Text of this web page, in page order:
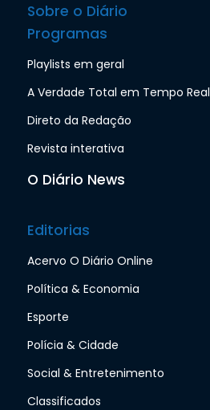
Sobre o Diário
Programas
Playlists em geral
A Verdade Total em Tempo Real
Direto da Redação
Revista interativa
O Diário News
Editorias
Acervo O Diário Online
Política & Economia
Esporte
Polícia & Cidade
Social & Entretenimento
Classificados